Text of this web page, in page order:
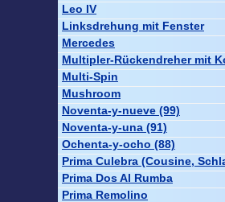
Leo IV
Linksdrehung mit Fenster
Mercedes
Multipler-Rückendreher mit
Multi-Spin
Mushroom
Noventa-y-nueve (99)
Noventa-y-una (91)
Ochenta-y-ocho (88)
Prima Culebra (Cousine,
Prima Dos Al Rumba
Prima Remolino